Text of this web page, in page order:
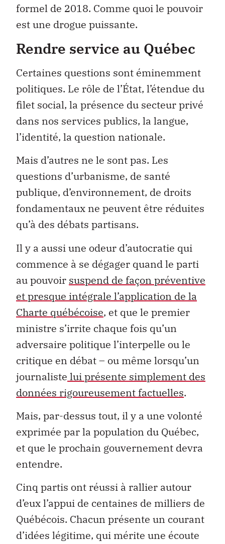
formel de 2018. Comme quoi le pouvoir
est une drogue puissante.
Rendre service au Québec
Certaines questions sont éminemment
politiques. Le rôle de l’État, l’étendue du
filet social, la présence du secteur privé
dans nos services publics, la langue,
l’identité, la question nationale.
Mais d’autres ne le sont pas. Les
questions d’urbanisme, de santé
publique, d’environnement, de droits
fondamentaux ne peuvent être réduites
qu’à des débats partisans.
Il y a aussi une odeur d’autocratie qui
commence à se dégager quand le parti
au pouvoir suspend de façon préventive
et presque intégrale l’application de la
Charte québécoise, et que le premier
ministre s’irrite chaque fois qu’un
adversaire politique l’interpelle ou le
critique en débat – ou même lorsqu’un
journaliste lui présente simplement des
données rigoureusement factuelles.
Mais, par-dessus tout, il y a une volonté
exprimée par la population du Québec,
et que le prochain gouvernement devra
entendre.
Cinq partis ont réussi à rallier autour
d’eux l’appui de centaines de milliers de
Québécois. Chacun présente un courant
d’idées légitime, qui mérite une écoute